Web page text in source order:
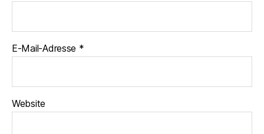
E-Mail-Adresse *
Website